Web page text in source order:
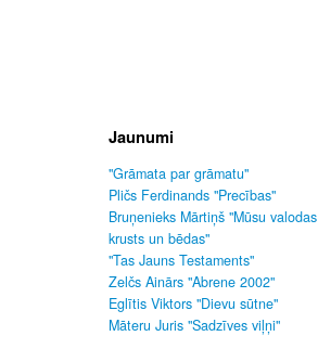
Jaunumi
"Grāmata par grāmatu"
Pličs Ferdinands "Precības"
Bruņenieks Mārtiņš "Mūsu valodas
krusts un bēdas"
"Tas Jauns Testaments"
Zelčs Ainārs "Abrene 2002"
Eglītis Viktors "Dievu sūtne"
Māteru Juris "Sadzīves viļņi"